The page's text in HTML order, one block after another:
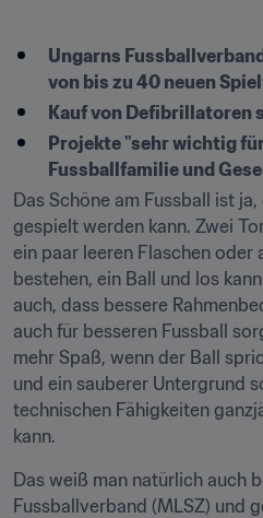
Ungarns
von bis zu 40 neuen
Kauf von Defibrillatoren
Projekte "sehr wichtig
Fussballfamilie und
Das Schöne am Fussball ist ja,
gespielt werden kann. Zwei
ein paar leeren Flaschen oder
bestehen, ein Ball und los
auch, dass bessere
auch für besseren Fussball
mehr Spaß, wenn der Ball
und ein sauberer Untergrund
technischen Fähigkeiten
kann.
Das weiß man natürlich auch
Fussballverband (MLSZ) und